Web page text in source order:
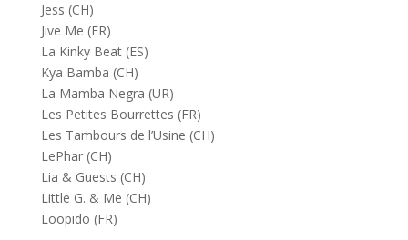
Jess (CH)
Jive Me (FR)
La Kinky Beat (ES)
Kya Bamba (CH)
La Mamba Negra (UR)
Les Petites Bourrettes (FR)
Les Tambours de l’Usine (CH)
LePhar (CH)
Lia & Guests (CH)
Little G. & Me (CH)
Loopido (FR)